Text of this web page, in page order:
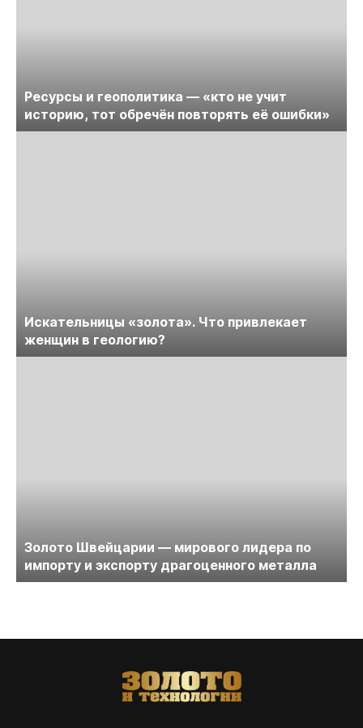
Ресурсы и геополитика — «кто не учит
историю, тот обречён повторять её ошибки»
Искательницы «золота». Что привлекает
женщин в геологию?
Золото Швейцарии — мирового лидера по
импорту и экспорту драгоценного металла